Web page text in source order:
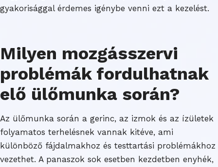
gyakorisággal érdemes igénybe venni ezt a kezelést.
Milyen mozgásszervi
problémák fordulhatnak
elő ülőmunka során?
Az ülőmunka során a gerinc, az izmok és az ízületek
folyamatos terhelésnek vannak kitéve, ami
különböző fájdalmakhoz és testtartási problémákhoz
vezethet. A panaszok sok esetben kezdetben enyhék,